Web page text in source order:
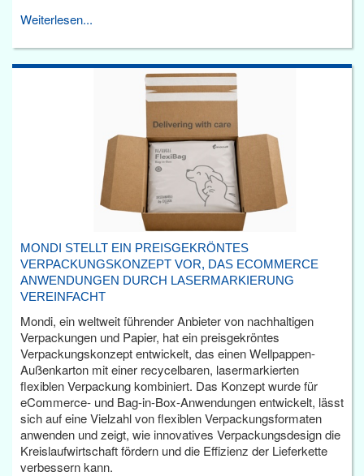
Weiterlesen...
MONDI STELLT EIN PREISGEKRÖNTES
VERPACKUNGSKONZEPT VOR, DAS ECOMMERCE
ANWENDUNGEN DURCH LASERMARKIERUNG
VEREINFACHT
Mondi, ein weltweit führender Anbieter von nachhaltigen
Verpackungen und Papier, hat ein preisgekröntes
Verpackungskonzept entwickelt, das einen Wellpappen-
Außenkarton mit einer recycelbaren, lasermarkierten
flexiblen Verpackung kombiniert. Das Konzept wurde für
eCommerce- und Bag-in-Box-Anwendungen entwickelt, lässt
sich auf eine Vielzahl von flexiblen Verpackungsformaten
anwenden und zeigt, wie innovatives Verpackungsdesign die
Kreislaufwirtschaft fördern und die Effizienz der Lieferkette
verbessern kann.